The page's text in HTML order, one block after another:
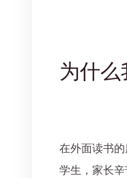
为什
在外面读书
学生，家长